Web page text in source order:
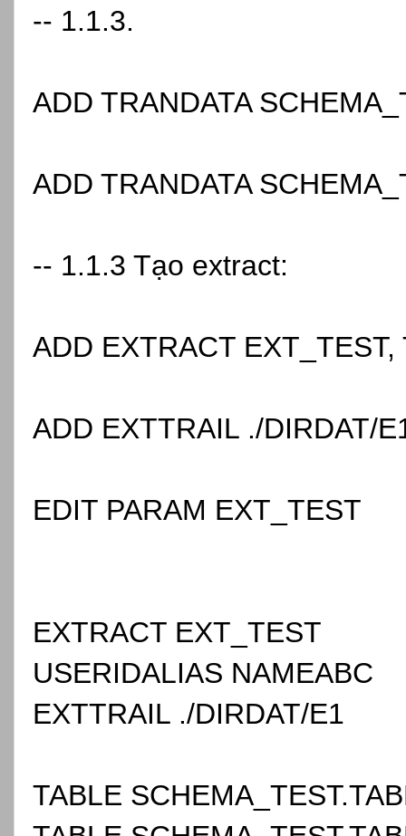
-- 1.1.3.
ADD TRANDATA
ADD TRANDATA
-- 1.1.3 Tạo extract:
ADD EXTRACT
ADD EXTTRAIL ./DIRDAT/
EDIT PARAM EXT_TEST
EXTRACT EXT_TEST
USERIDALIAS NAMEABC
EXTTRAIL ./DIRDAT/E1
TABLE